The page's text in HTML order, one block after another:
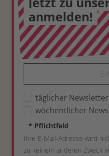
anmelden!
täglicher Newsletter
wöchentlicher
* Pflichtfeld
Ihre E-Mail-Adresse wird
zu keinem anderen Zweck